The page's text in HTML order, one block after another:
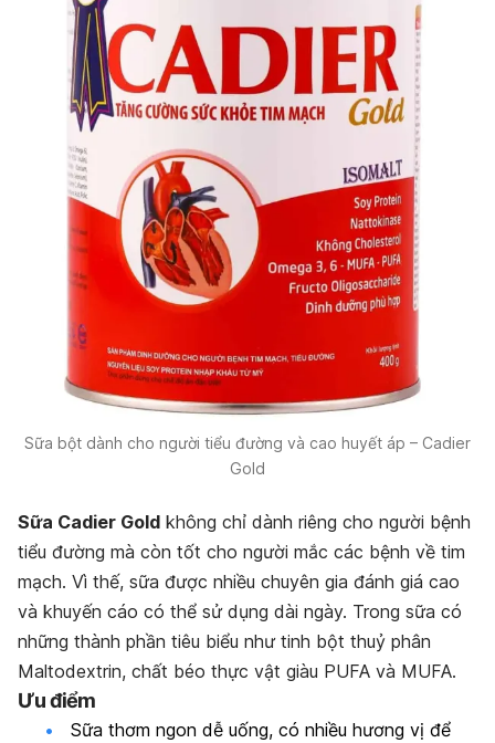
Sữa bột dành cho người tiểu đường và cao huyết áp – Cadier
Gold
Sữa Cadier Gold không chỉ dành riêng cho người bệnh
tiểu đường mà còn tốt cho người mắc các bệnh về tim
mạch. Vì thế, sữa được nhiều chuyên gia đánh giá cao
và khuyến cáo có thể sử dụng dài ngày. Trong sữa có
những thành phần tiêu biểu như tinh bột thuỷ phân
Maltodextrin, chất béo thực vật giàu PUFA và MUFA.
Ưu điểm
Sữa thơm ngon dễ uống, có nhiều hương vị để